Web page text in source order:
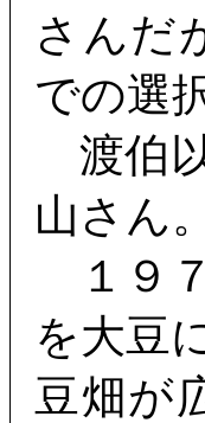
さんだ
での選
渡伯
山さん。
１９
を大豆
豆畑が